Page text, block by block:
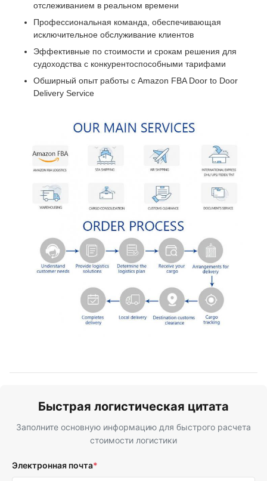
отслеживанием в реальном времени
Профессиональная команда, обеспечивающая
исключительное обслуживание клиентов
Эффективные по стоимости и срокам решения для
судоходства с конкурентоспособными тарифами
Обширный опыт работы с Amazon FBA Door to Door
Delivery Service
Быстрая логистическая цитата
Заполните основную информацию для быстрого расчета
стоимости логистики
Электронная почта*